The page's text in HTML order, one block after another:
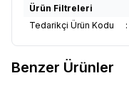
Ürün Filtreleri
Tedarikçi Ürün Kodu
:
Benzer Ürünler